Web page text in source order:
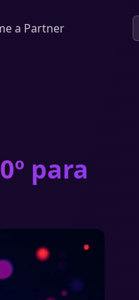
a Partner
para